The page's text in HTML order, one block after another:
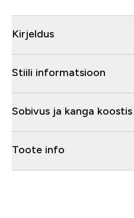
Kirjeldus
Stiili informatsioon
Sobivus ja kanga koostis
Toote info